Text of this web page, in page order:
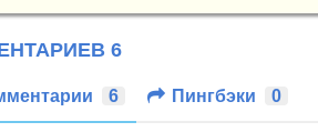
6
6 Пингбэки 0